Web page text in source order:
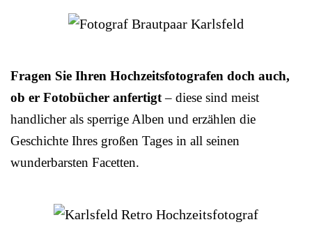
Fragen Sie Ihren Hochzeitsfotografen doch auch,
ob er Fotobücher anfertigt– diese sind meist
handlicher als sperrige Alben und erzählen die
Geschichte Ihres großen Tages in all seinen
wunderbarsten Facetten.